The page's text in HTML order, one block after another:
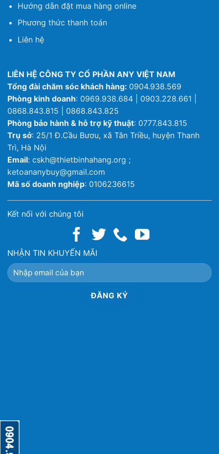
Hướng dẫn đặt mua hàng online
Phương thức thanh toán
Liên hệ
LIÊN HỆ CÔNG TY CỔ PHẦN ANY VIỆT NAM
Tổng đài chăm sóc khách hàng: 0904.938.569
Phòng kinh doanh: 0969.938.684 | 0903.228.661 |
0868.843.815 | 0868.843.825
Phòng bảo hành & hỗ trợ kỹ thuật: 0777.843.815
Trụ sở: 25/1 Đ.Cầu Bươu, xã Tân Triều, huyện Thanh
Trì, Hà Nội
Email: cskh@thietbinhahang.org ;
ketoananybuy@gmail.com
Mã số doanh nghiệp: 0106236615
Kết nối với chúng tôi
NHẬN TIN KHUYẾN MÃI